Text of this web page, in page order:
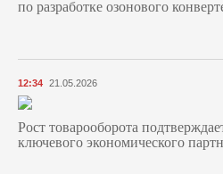
по разработке озонового
12:34 21.05.2026
Рост товарооборота
ключевого экономического